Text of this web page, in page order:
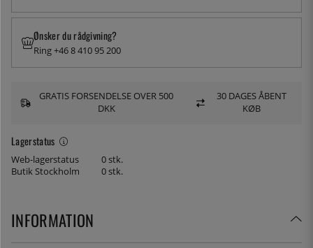
Lagerstatus
Web-lagerstatus
0 stk.
Butik Stockholm
0 stk.
Ønsker du rådgivning?
Ring +46 8 410 95 200
GRATIS FORSENDELSE OVER 500
DKK
30 DAGES ÅBENT
KØB
INFORMATION